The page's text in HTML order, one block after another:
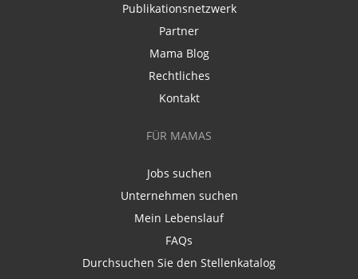
Publikationsnetzwerk
Partner
Mama Blog
Rechtliches
Kontakt
FÜR MAMAS
Jobs suchen
Unternehmen suchen
Mein Lebenslauf
FAQs
Durchsuchen Sie den Stellenkatalog